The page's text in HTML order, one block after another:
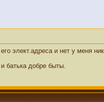
и нет у меня
батька добре быты.